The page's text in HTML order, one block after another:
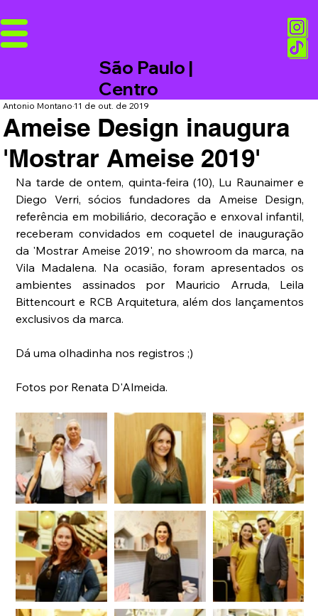
São Paulo |
Centro
Ameise Design inaugura
'Mostrar Ameise 2019'
Antonio Montano11 de out. de 2019
Na tarde de ontem, quinta-feira (10), Lu Raunaimer e
Diego Verri, sócios fundadores da Ameise Design,
referência em mobiliário, decoração e enxoval infantil,
receberam convidados em coquetel de inauguração
da 'Mostrar Ameise 2019', no showroom da marca, na
Vila Madalena. Na ocasião, foram apresentados os
ambientes assinados por Mauricio Arruda, Leila
Bittencourt e RCB Arquitetura, além dos lançamentos
exclusivos da marca.
Dá uma olhadinha nos registros ;)
Fotos por Renata D'Almeida.